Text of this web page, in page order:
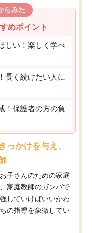
らみた
めポイント
しい！楽しく学べ
長く続けたい人に
！保護者の方の負
っかけを与え、
子さんのための家庭
家庭教師のガンバで
していけばいいかわ
の指導を象徴してい